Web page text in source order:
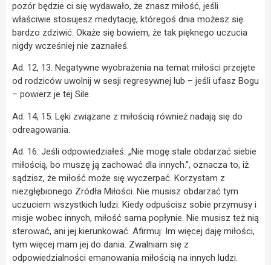
pozór będzie ci się wydawało, że znasz miłość, jeśli
właściwie stosujesz medytację, któregoś dnia możesz się
bardzo zdziwić. Okaże się bowiem, że tak pięknego uczucia
nigdy wcześniej nie zaznałeś.
Ad. 12, 13. Negatywne wyobrażenia na temat miłości przejęte
od rodziców uwolnij w sesji regresywnej lub – jeśli ufasz Bogu
– powierz je tej Sile.
Ad. 14, 15. Lęki związane z miłością również nadają się do
odreagowania.
Ad. 16. Jeśli odpowiedziałeś: „Nie mogę stale obdarzać siebie
miłością, bo muszę ją zachować dla innych.”, oznacza to, iż
sądzisz, że miłość może się wyczerpać. Korzystam z
niezgłębionego Zródła Miłości. Nie musisz obdarzać tym
uczuciem wszystkich ludzi. Kiedy odpuścisz sobie przymusy i
misje wobec innych, miłość sama popłynie. Nie musisz też nią
sterować, ani jej kierunkować. Afirmuj: Im więcej daję miłości,
tym więcej mam jej do dania. Zwalniam się z
odpowiedzialności emanowania miłością na innych ludzi.